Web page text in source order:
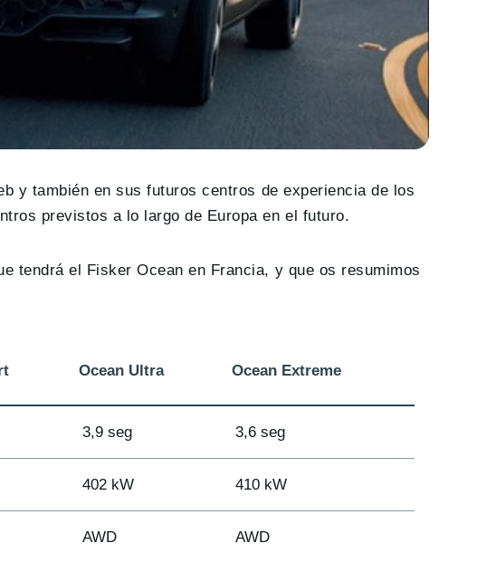
y también en sus futuros centros de experiencia de los
previstos a lo largo de Europa en el futuro.
tendrá el Fisker Ocean en Francia, y que os resumimos
Ocean Ultra Ocean Extreme
3,9 seg 3,6 seg
402 kW 410 kW
AWD AWD